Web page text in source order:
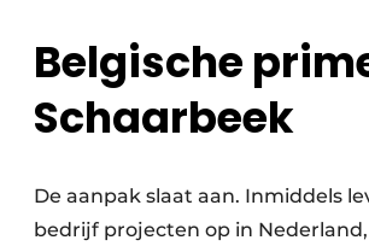
Belgische
Schaarbeek
De aanpak slaat aan. Inmiddels
bedrijf projecten op in